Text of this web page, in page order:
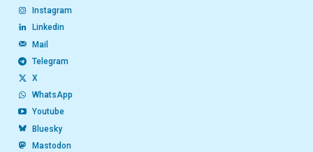
Instagram
Linkedin
Mail
Telegram
X
WhatsApp
Youtube
Bluesky
Mastodon